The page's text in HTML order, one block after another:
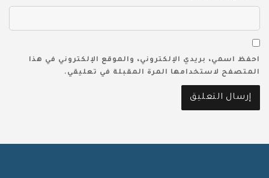
احفظ اسمي، بريدي الإلكتروني، والموقع الإلكتروني في هذا
المتصفح لاستخدامها المرة المقبلة في تعليقي.